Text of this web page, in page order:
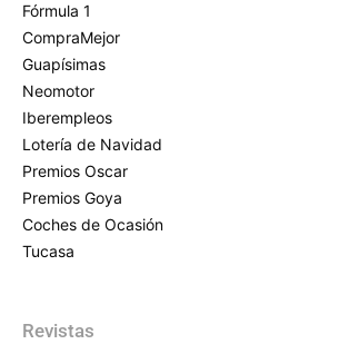
Fórmula 1
CompraMejor
Guapísimas
Neomotor
Iberempleos
Lotería de Navidad
Premios Oscar
Premios Goya
Coches de Ocasión
Tucasa
Revistas